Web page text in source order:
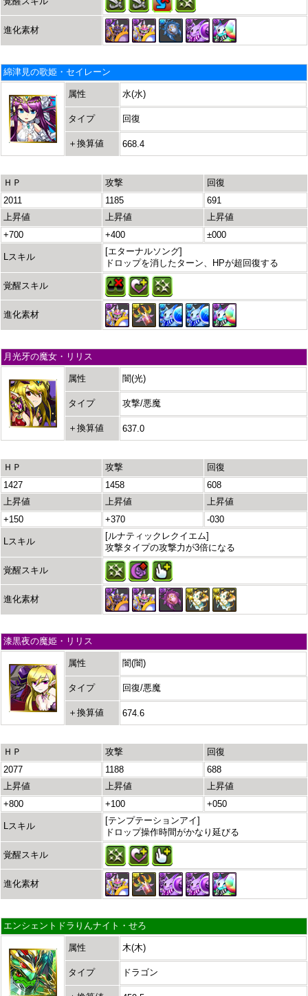
進化素材
綿津見の歌姫・セイレーン
属性 水(水)
タイプ 回復
＋換算値 668.4
ＨＰ 攻撃
回復
2011
1185
691
上昇値
上昇値
上昇値
+700
+400 ±000
Lスキル
[エターナルソング]
ドロップを消したターン、HPが超回復する
覚醒スキル
進化素材
月光牙の魔女・リリス
属性 闇(光)
タイプ 攻撃/悪魔
＋換算値 637.0
ＨＰ 攻撃
回復
1427
1458
608
上昇値
上昇値
上昇値
+150
+370 -030
Lスキル
[ルナティックレクイエム]
攻撃タイプの攻撃力が3倍になる
覚醒スキル
進化素材
漆黒夜の魔姫・リリス
属性 闇(闇)
タイプ 回復/悪魔
＋換算値 674.6
ＨＰ 攻撃
回復
2077
1188
688
上昇値
上昇値
上昇値
+800
+100 +050
Lスキル
[テンプテーションアイ]
ドロップ操作時間がかなり延びる
覚醒スキル
進化素材
エンシェントドラりんナイト・せろ
属性 木(木)
タイプ ドラゴン